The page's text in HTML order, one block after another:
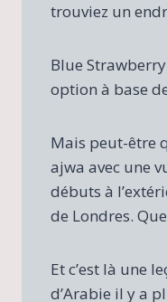
trouviez un
Blue
option à base
Mais peut-être
ajwa avec une
débuts à
de Londres.
Et c’est là une
d’Arabie il y a